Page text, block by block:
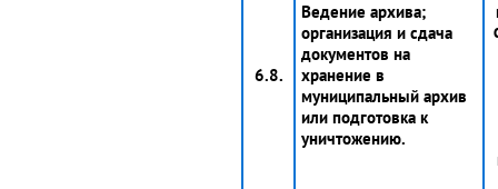
6.8.
Ведение архива;
организация и сдача
документов на
хранение в
муниципальный архив
или подготовка к
уничтожению.